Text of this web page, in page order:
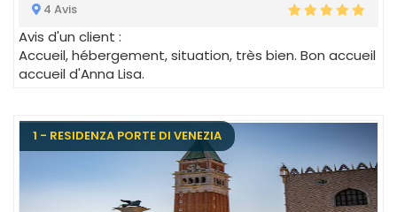
4 Avis
Avis d'un client :
Accueil, hébergement, situation, très bien. Bon accueil
accueil d'Anna Lisa.
1 - RESIDENZA PORTE DI VENEZIA